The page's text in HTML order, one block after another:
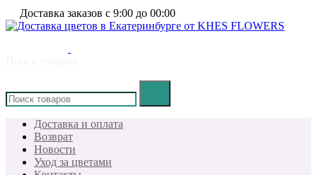
Доставка заказов с 9:00 до 00:00
Доставка и оплата
Возврат
Новости
Уход за цветами